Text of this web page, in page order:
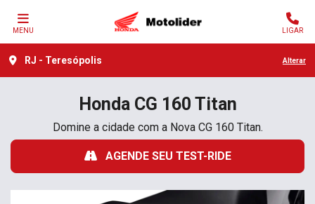
MENU LIGAR
RJ - Teresópolis Alterar
HondaCG 160 Titan
Domine a cidade com a Nova CG 160 Titan.
AGENDE SEU TEST-RIDE